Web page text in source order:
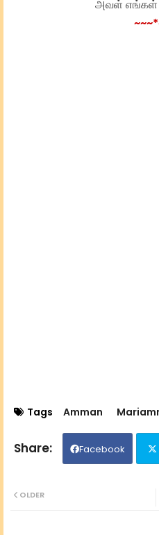
அவள் எங்கள்
Tags Amman
Facebook
OLDER